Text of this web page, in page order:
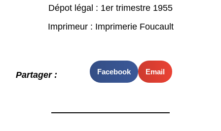
Dépot légal : 1er trimestre 1955
Imprimeur : Imprimerie Foucault
Partager : Facebook Email